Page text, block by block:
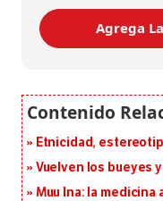
Agrega
Etnicidad,
Vuelven los bueyes
Muu Ina: la medicina